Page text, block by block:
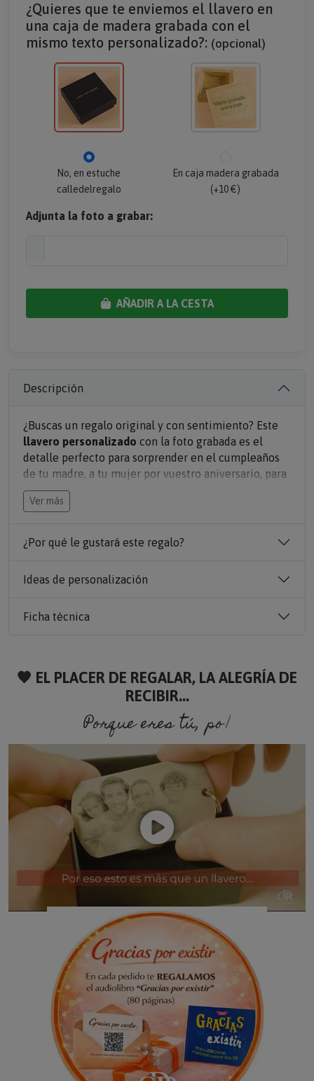
¿Quieres que te enviemos el llavero en
una caja de madera grabada con el
mismo texto personalizado?: (opcional)
No, en estuche
calledelregalo
En caja madera grabada
(+10 €)
Adjunta la foto a grabar:
AÑADIR A LA CESTA
Descripción
¿Buscas un regalo original y con sentimiento? Este
llavero personalizado con la foto grabada es el
detalle perfecto para sorprender en el cumpleaños
de tu madre, a tu mujer por vuestro aniversario, para
regalar a papá por el Día del Padre...
Podrásgrabar una foto + el texto
Fabricado en acero inoxidable, es un regalo original,
Ver más
¿Por qué le gustará este regalo?
Ideas de personalización
Ficha técnica
🧡 EL PLACER DE REGALAR, LA ALEGRÍA DE
RECIBIR...
Porque eres tú, porque so